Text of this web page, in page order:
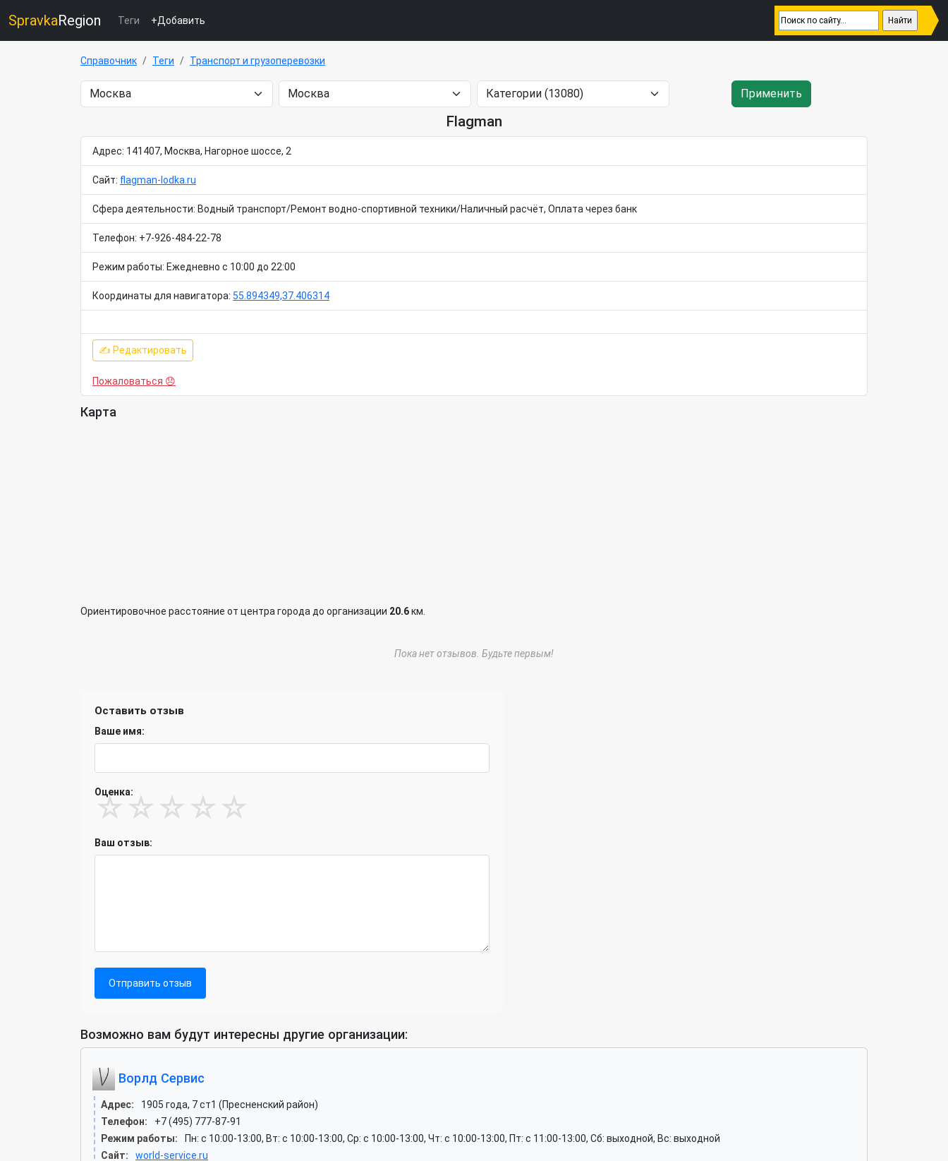
SpravkaRegion Теги +Добавить
Справочник Теги Транспорт и грузоперевозки
Применить
Flagman
Адрес: 141407, Москва, Нагорное шоссе, 2
Сайт: flagman-lodka.ru
Сфера деятельности: Водный транспорт/Ремонт водно-спортивной техники/Наличный расчёт, Оплата через банк
Телефон: +7-926-484-22-78
Режим работы: Ежедневно с 10:00 до 22:00
Координаты для навигатора: 55.894349,37.406314
✍ Редактировать
Пожаловаться 😞
Карта
Ориентировочное расстояние от центра города до организации 20.6км.
Пока нет отзывов. Будьте первым!
Оставить отзыв
Ваше имя:
Оценка:
☆ ☆ ☆ ☆ ☆
Ваш отзыв:
Отправить отзыв
Возможно вам будут интересны другие организации:
Ворлд Сервис
Адрес:
1905 года, 7 ст1 (Пресненский район)
Телефон:
+7 (495) 777-87-91
Режим работы:
Пн: c 10:00-13:00, Вт: c 10:00-13:00, Ср: c 10:00-13:00, Чт: c 10:00-13:00, Пт: c 11:00-13:00, Сб: выходной, Вс: выходной
Сайт:
world-service.ru